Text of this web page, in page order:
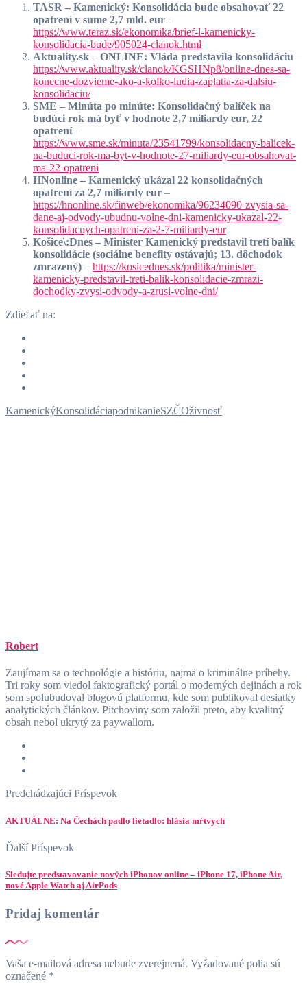
TASR – Kamenický: Konsolidácia bude obsahovať 22
opatrení v sume 2,7 mld. eur –
https://www.teraz.sk/ekonomika/brief-l-kamenicky-
konsolidacia-bude/905024-clanok.html
Aktuality.sk – ONLINE: Vláda predstavila konsolidáciu –
https://www.aktuality.sk/clanok/KGSHNp8/online-dnes-sa-
konecne-dozvieme-ako-a-kolko-ludia-zaplatia-za-dalsiu-
konsolidaciu/
SME – Minúta po minúte: Konsolidačný balíček na
budúci rok má byť v hodnote 2,7 miliardy eur, 22
opatrení–
https://www.sme.sk/minuta/23541799/konsolidacny-balicek-
na-buduci-rok-ma-byt-v-hodnote-27-miliardy-eur-obsahovat-
ma-22-opatreni
HNonline – Kamenický ukázal 22 konsolidačných
opatrení za 2,7 miliardy eur –
https://hnonline.sk/finweb/ekonomika/96234090-zvysia-sa-
dane-aj-odvody-ubudnu-volne-dni-kamenicky-ukazal-22-
konsolidacnych-opatreni-za-2-7-miliardy-eur
Košice\:Dnes – Minister Kamenický predstavil tretí balík
konsolidácie (sociálne benefity ostávajú; 13. dôchodok
zmrazený) – https://kosicednes.sk/politika/minister-
kamenicky-predstavil-treti-balik-konsolidacie-zmrazi-
dochodky-zvysi-odvody-a-zrusi-volne-dni/
Zdieľať na:
KamenickýKonsolidáciapodnikanieSZČOživnosť
Robert
Zaujímam sa o technológie a históriu, najmä o kriminálne príbehy.
Tri roky som viedol faktografický portál o moderných dejinách a rok
som spolubudoval blogovú platformu, kde som publikoval desiatky
analytických článkov. Pitchoviny som založil preto, aby kvalitný
obsah nebol ukrytý za paywallom.
Predchádzajúci Príspevok
AKTUÁLNE: Na Čechách padlo lietadlo: hlásia mŕtvych
Ďalší Príspevok
Sledujte predstavovanie nových iPhonov online – iPhone 17, iPhone Air,
nové Apple Watch aj AirPods
Pridaj komentár
Vaša e-mailová adresa nebude zverejnená. Vyžadované polia sú
označené *